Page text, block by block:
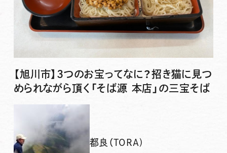
【旭川市】3つのお宝ってなに？招き猫に見つ
められながら頂く「そば源 本店」の三宝そば
都良（TORA)